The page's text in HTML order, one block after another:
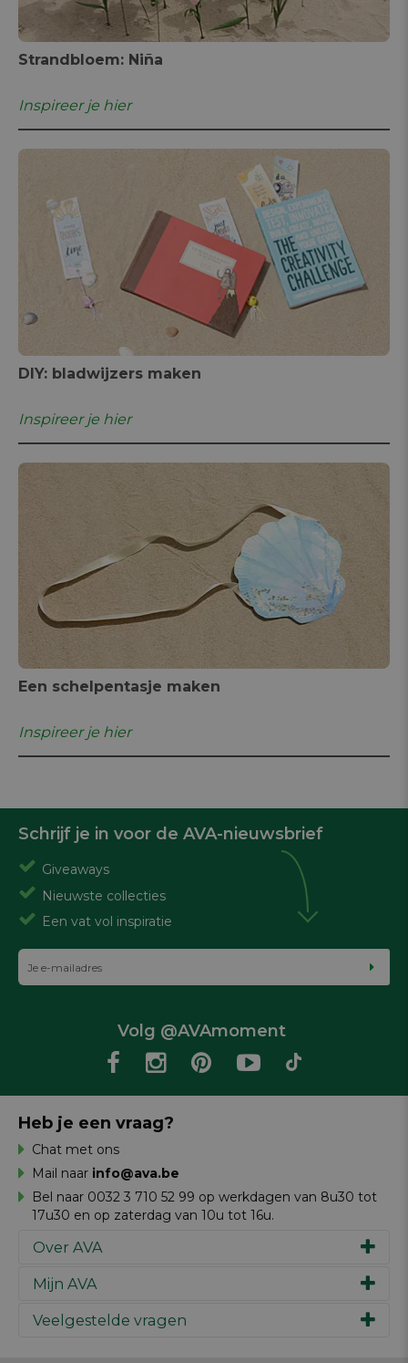
Strandbloem: Niña
Inspireer je hier
DIY: bladwijzers maken
Inspireer je hier
Een schelpentasje maken
Inspireer je hier
Schrijf je in voor de AVA-nieuwsbrief
Giveaways
Nieuwste collecties
Een vat vol inspiratie
Volg @AVAmoment
Over AVA
Ons verhaal
Werken bij AVA
Mijn AVA
Inspiratie
Veelgestelde vragen
Heb je een vraag?
Chat met ons
Mail naar info@ava.be
Bel naar 0032 3 710 52 99 op werkdagen van 8u30 tot
17u30 en op zaterdag van 10u tot 16u.